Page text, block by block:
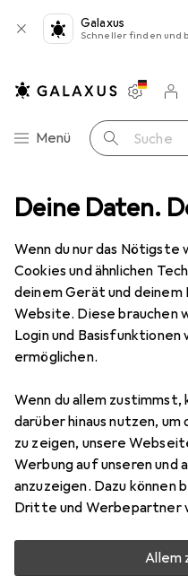
Deine Daten.
Wenn du nur das
Cookies und ähnlichen
deinem Gerät und
Website. Diese brauchen
Login und Basisfunktionen
ermöglichen.
Wenn du allem
darüber hinaus nutzen,
zu zeigen, unsere
Werbung auf unseren und
anzuzeigen. Dazu können
Dritte und Werbepartner
Allem
Galaxus
Schneller finden und
Navigation nach Kategorien
Menü Suche
Merklisten
Warenkorb
Alles in Mode
Jack & Jones
Preis in EUR inkl. MwSt.
EUR
19,05
28
Bewertungen
Zwischen Do, 13.8.
6 Stück an Lager beim